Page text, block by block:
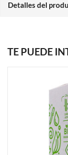
Detalles del
TE PUEDE